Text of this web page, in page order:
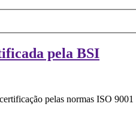
pela BSI
pelas normas ISO